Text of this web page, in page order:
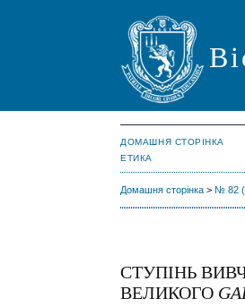
ДОМАШНЯ СТОРІНКА
ЕТИКА
Домашня сторінка > № 82
СТУПІНЬ
ВЕЛИКОГО